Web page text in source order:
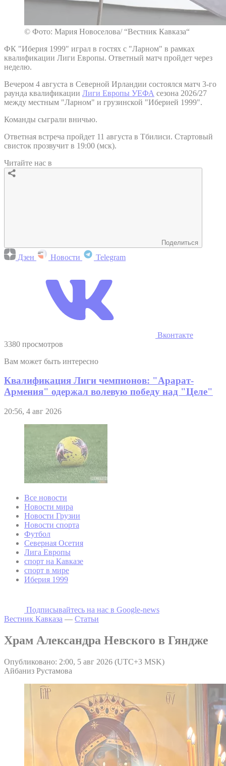
© Фото: Мария Новоселова/ “Вестник Кавказа“
ФК "Иберия 1999" играл в гостях с "Ларном" в рамках
квалификации Лиги Европы. Ответный матч пройдет через
неделю.
Вечером 4 августа в Северной Ирландии состоялся матч 3-го
раунда квалификации Лиги Европы УЕФА сезона 2026/27
между местным "Ларном" и грузинской "Иберией 1999".
Команды сыграли вничью.
Ответная встреча пройдет 11 августа в Тбилиси. Стартовый
свисток прозвучит в 19:00 (мск).
Читайте нас в
Поделиться
Дзен Новости Telegram
Вконтакте
3380 просмотров
Вам может быть интересно
Квалификация Лиги чемпионов: "Арарат-
Армения" одержал волевую победу над "Целе"
20:56, 4 авг 2026
Все новости
Новости мира
Новости Грузии
Новости спорта
Футбол
Северная Осетия
Лига Европы
спорт на Кавказе
спорт в мире
Иберия 1999
Подписывайтесь на наc в Google-news
Вестник Кавказа — Статьи
Храм Александра Невского в Гяндже
Опубликовано: 2:00, 5 авг 2026 (UTC+3 MSK)
Айбаниз Рустамова